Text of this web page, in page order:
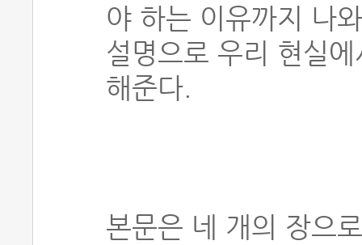
야 하는 이유까지 나
설명으로 우리 현실
해준다.
본문은 네 개의 장으